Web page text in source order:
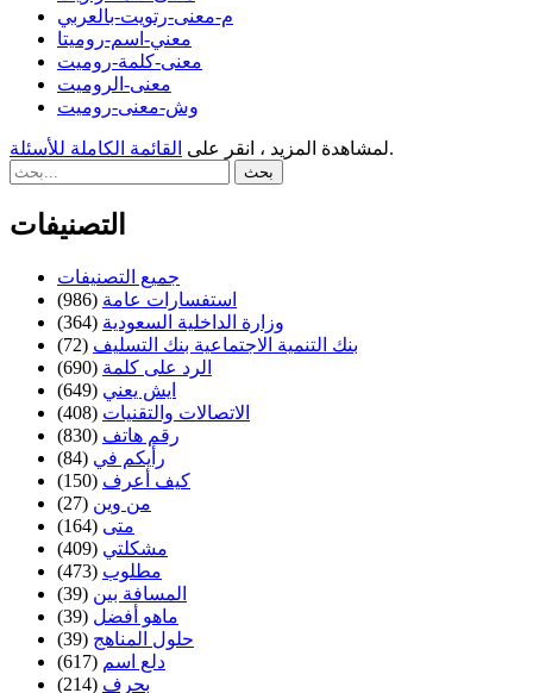
م-معنى-رتويت-بالعربي
معني-اسم-روميتا
معنى-كلمة-روميت
معنى-الروميت
وش-معنى-روميت
لمشاهدة المزيد ، انقر على القائمة الكاملة للأسئلة .
التصنيفات
جميع التصنيفات
استفسارات عامة (986)
وزارة الداخلية السعودية (364)
بنك التنمية الاجتماعية بنك التسليف (72)
الرد على كلمة (690)
ايش يعني (649)
الاتصالات والتقنيات (408)
رقم هاتف (830)
رأيكم في (84)
كيف أعرف (150)
من وين (27)
متى (164)
مشكلتي (409)
مطلوب (473)
المسافة بين (39)
ماهو أفضل (39)
حلول المناهج (39)
دلع اسم (617)
بحرف (214)